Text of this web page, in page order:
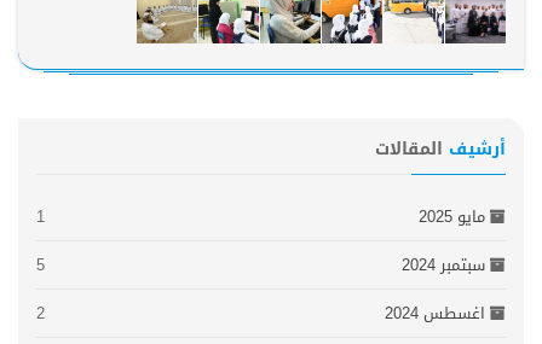
أرشيف المقالات
مايو 2025
1
سبتمبر 2024
5
اغسطس 2024
2